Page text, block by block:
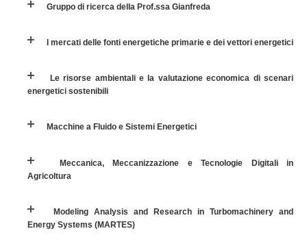
Sistemi fotovoltaici galleggianti ad inseguimento solare
Gruppo di ricerca della Prof.ssa Gianfreda
I mercati delle fonti energetiche primarie e dei vettori energetici
Le risorse ambientali e la valutazione economica di scenari
energetici sostenibili
Macchine a Fluido e Sistemi Energetici
Meccanica, Meccanizzazione e Tecnologie Digitali in
Agricoltura
Modeling Analysis and Research in Turbomachinery and
Energy Systems (MARTES)